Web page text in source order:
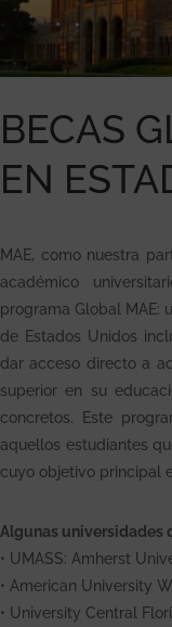
BECAS
EN
MAE, como nuestra
académico
programa Global MAE:
de Estados Unidos
dar acceso directo a
superior en su
concretos. Este
aquellos estudiantes
cuyo objetivo principal
Algunas universidades
• UMASS: Amherst
• American University
• University Central